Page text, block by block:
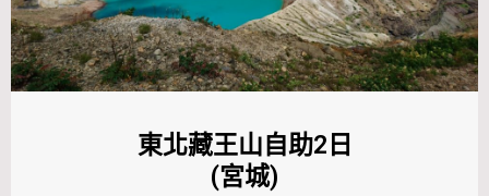
東北藏王山自助2日
(宮城)